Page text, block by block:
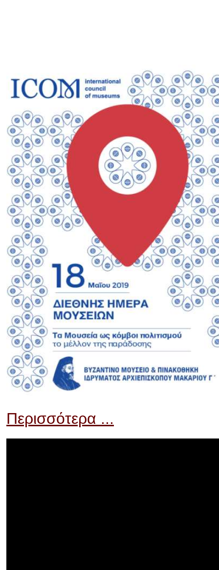
Περισσότερα ...